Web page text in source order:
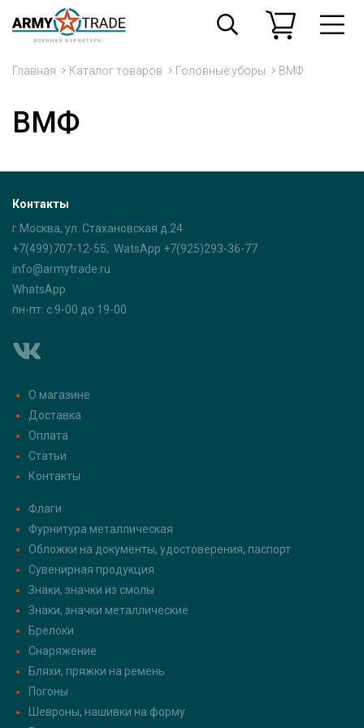
Главная Каталог товаров Головные уборы ВМФ
ВМФ
Контакты
г.Москва, ул. Стахановская д.24
+7(499)707-12-55; WatsApp +7(925)293-36-77
info@armytrade.ru
WhatsApp
пн-пт: с 9-00 до 19-00
О магазине
Доставка
Оплата
Статьи
Контакты
Флаги
Фурнитура металлическая
Обложки на документы, удостоверения, паспорт
Сувенирная продукция
Знаки, значки из смолы
Знаки, значки металлические
Брелоки
Снаряжение
Бляхи, пряжки на ремень
Погоны
Шевроны, нашивки на форму